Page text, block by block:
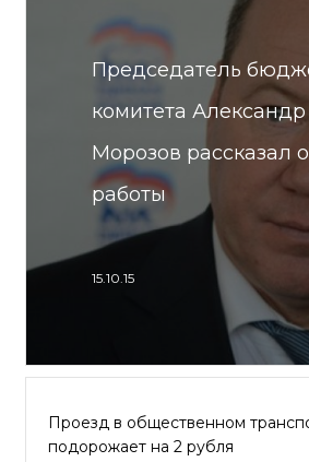
Председатель
комитета Александр
Морозов рассказал
работы
15.10.15
Проезд в общественном
подорожает на 2 рубля